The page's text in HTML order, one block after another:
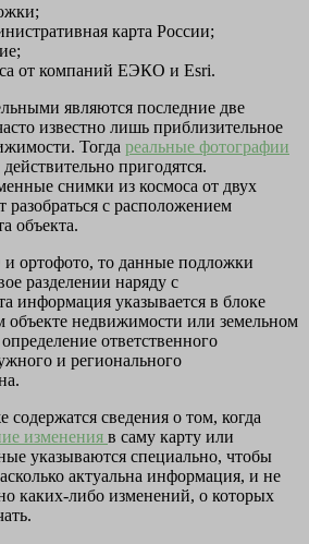
карта России;
от компаний ЕЭКО и Esri.
являются последние две
известно лишь приблизительное
Тогда реальные фотографии
пригодятся.
снимки из космоса от двух
с расположением
объекта.
и ортофото, то данные подложки
разделении наряду с
информация указывается в блоке
объекте недвижимости или земельном
ответственного
и регионального
сведения о том, когда
изменения в саму карту или
указываются специально, чтобы
актуальна информация, и не
каких-либо изменений, о которых